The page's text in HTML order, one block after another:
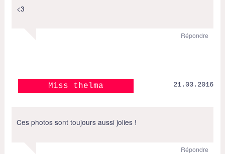
<3
Répondre
Miss thelma 21.03.2016
Ces photos sont toujours aussi jolies !
Répondre